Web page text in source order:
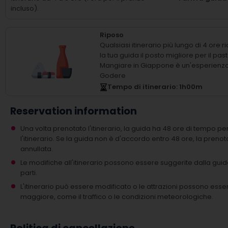
incluso).
Riposo
Qualsiasi itinerario più lungo di 4 ore
la tua guida il posto migliore per il
Mangiare in Giappone è
Godere
Tempo di itinerario: 1h00m
Reservation information
Una volta prenotato l'itinerario, la guida ha 48 ore di tempo
l'itinerario. Se la guida non è d'accordo entro 48 ore, la
annullata.
Le modifiche all'itinerario possono essere suggerite dalla
parti.
L'itinerario può essere modificato o le attrazioni possono
maggiore, come il traffico o le condizioni meteorologiche.